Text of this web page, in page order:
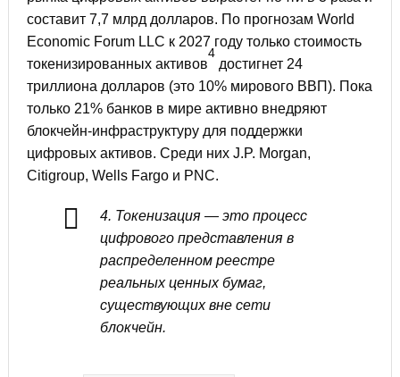
составит 7,7 млрд долларов. По прогнозам World
Economic Forum LLC к 2027 году только стоимость
токенизированных активов
4
достигнет 24
триллиона долларов (это 10% мирового ВВП). Пока
только 21% банков в мире активно внедряют
блокчейн-инфраструктуру для поддержки
цифровых активов. Среди них J.P. Morgan,
Citigroup, Wells Fargo и PNC.
4. Токенизация — это процесс
цифрового представления в
распределенном реестре
реальных ценных бумаг,
существующих вне сети
блокчейн.